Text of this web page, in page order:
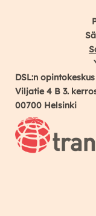
DSL:n opintokeskus
Viljatie 4 B 3.
00700 Helsinki